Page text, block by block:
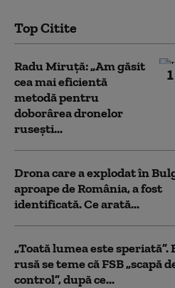
Top Citite
1
Radu Miruță: „Am găsit
cea mai eficientă
metodă pentru
doborârea dronelor
rusești...
Drona care a explodat în
aproape de România, a fost
identificată. Ce arată...
„Toată lumea este speriată”.
rusă se teme că FSB „scapă
control”, după ce...